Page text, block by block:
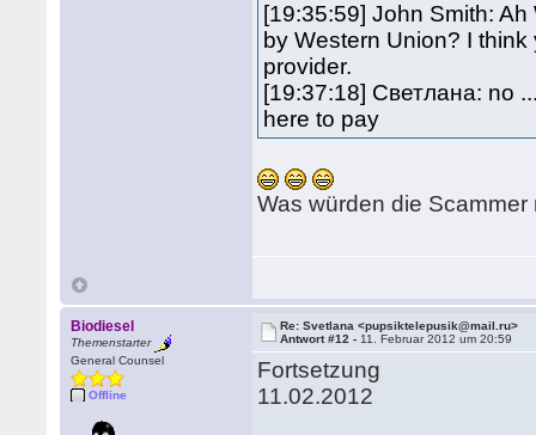
[19:35:59] John Smith:
by Western Union? I
provider.
[19:37:18] Светлана: no
here to pay
Was würden die
Biodiesel
Themenstarter
General Counsel
Offline
Re: Svetlana <pupsiktelepusik@mail.ru>
Antwort #12 - 11. Februar 2012 um 20:59
Fortsetzung
11.02.2012